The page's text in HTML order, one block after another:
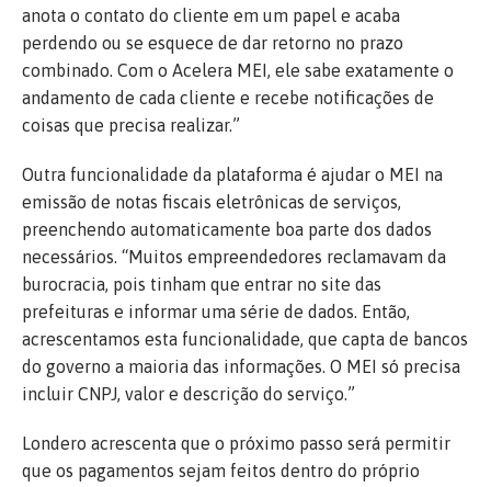
anota o contato do cliente em um papel e acaba
perdendo ou se esquece de dar retorno no prazo
combinado. Com o Acelera MEI, ele sabe exatamente o
andamento de cada cliente e recebe notificações de
coisas que precisa realizar.”
Outra funcionalidade da plataforma é ajudar o MEI na
emissão de notas fiscais eletrônicas de serviços,
preenchendo automaticamente boa parte dos dados
necessários. “Muitos empreendedores reclamavam da
burocracia, pois tinham que entrar no site das
prefeituras e informar uma série de dados. Então,
acrescentamos esta funcionalidade, que capta de bancos
do governo a maioria das informações. O MEI só precisa
incluir CNPJ, valor e descrição do serviço.”
Londero acrescenta que o próximo passo será permitir
que os pagamentos sejam feitos dentro do próprio